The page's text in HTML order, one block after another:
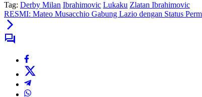
Tag: Derby Milan Ibrahimovic Lukaku Zlatan Ibrahimovic
RESMI: Mateo Musacchio Gabung Lazio dengan Status